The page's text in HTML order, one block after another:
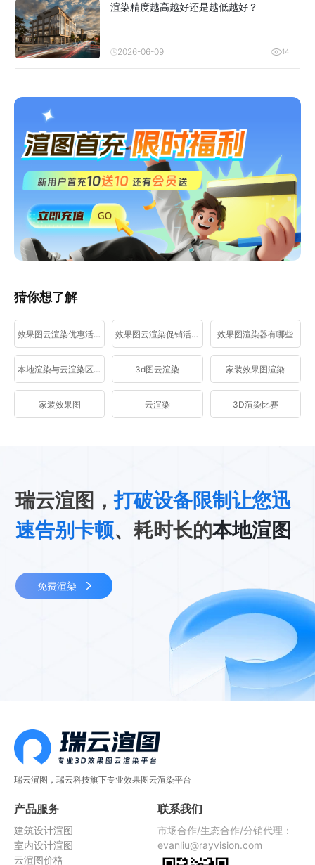
渲染精度越高越好还是越低越好？
2026-06-09 14
猜你想了解
效果图云渲染优惠活动 效果图云渲染促销活动 效果图渲染器有哪些
本地渲染与云渲染区别 3d图云渲染 家装效果图渲染
家装效果图 云渲染 3D渲染比赛
瑞云渲图，打破设备限制让您迅
速告别卡顿、耗时长的本地渲图
免费渲染
瑞云渲图，瑞云科技旗下专业效果图云渲染平台
产品服务
建筑设计渲图
室内设计渲图
云渲图价格
联系我们
市场合作/生态合作/分销代理：
evanliu@rayvision.com